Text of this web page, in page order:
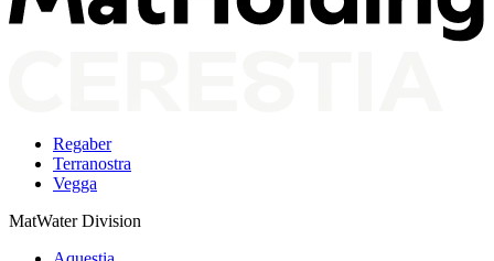
Regaber
Terranostra
Vegga
MatWater Division